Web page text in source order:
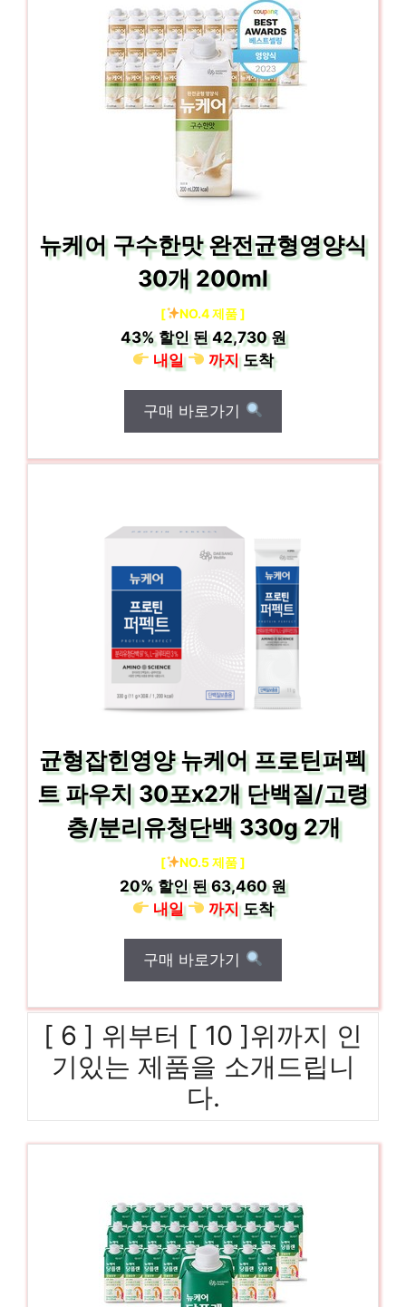
뉴케어 구수한맛 완전균형영양식
30개 200ml
[ NO.4 제품 ]
43%할인 된42,730 원
내일
까지도착
구매 바로가기
균형잡힌영양 뉴케어 프로틴퍼펙
트 파우치 30포x2개 단백질/고령
층/분리유청단백 330g 2개
[ NO.5 제품 ]
20% 할인 된63,460 원
내일
까지도착
구매 바로가기
[ 6 ] 위부터 [ 10 ]위까지 인
기있는 제품을 소개드립니
다.